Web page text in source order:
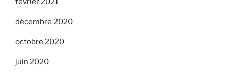
décembre 2020
octobre 2020
juin 2020